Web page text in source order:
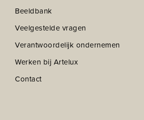
Beeldbank
Veelgestelde vragen
Verantwoordelijk ondernemen
Werken bij Artelux
Contact